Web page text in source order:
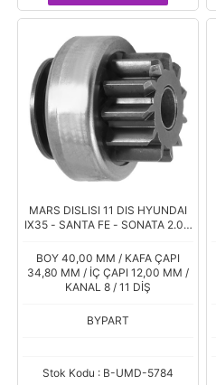
MARS DISLISI 11 DIS HYUNDAI
IX35 - SANTA FE - SONATA 2.0 -
BOY 40,00 MM / KAFA ÇAPI
34,80 MM / İÇ ÇAPI 12,00 MM /
KANAL 8 / 11 DİŞ
BYPART
Stok Kodu : B-UMD-5784